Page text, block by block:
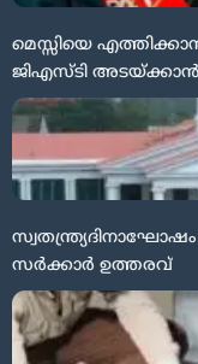
മെസ്സിയെ
ജിഎസ്ടി
സർക്കാർ ഉത്തരവ്